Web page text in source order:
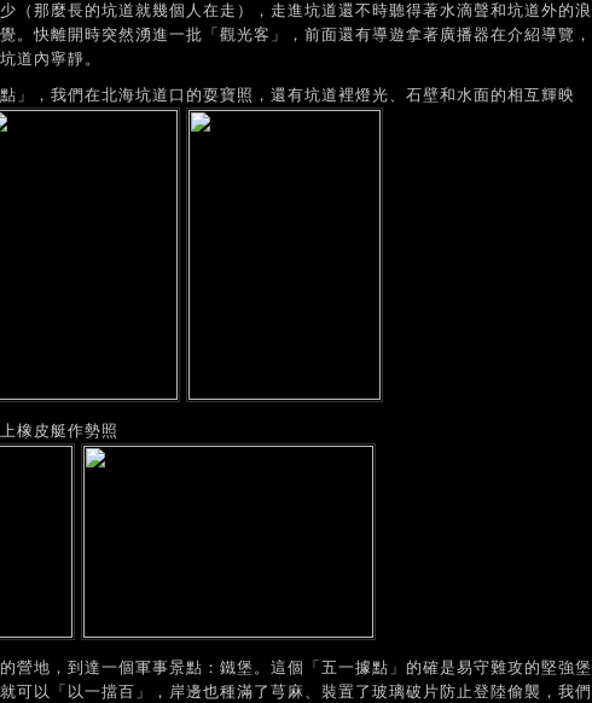
（那麼長的坑道就幾個人在走），走進坑道還不時聽得著水滴聲和坑道外的浪
。快離開時突然湧進一批「觀光客」，前面還有導遊拿著廣播器在介紹導覽，
道內寧靜。
」，我們在北海坑道口的耍寶照，還有坑道裡燈光、石壁和水面的相互輝映
橡皮艇作勢照
營地，到達一個軍事景點：鐵堡。這個「五一據點」的確是易守難攻的堅強堡
可以「以一擋百」，岸邊也種滿了芎麻、裝置了玻璃破片防止登陸偷襲，我們